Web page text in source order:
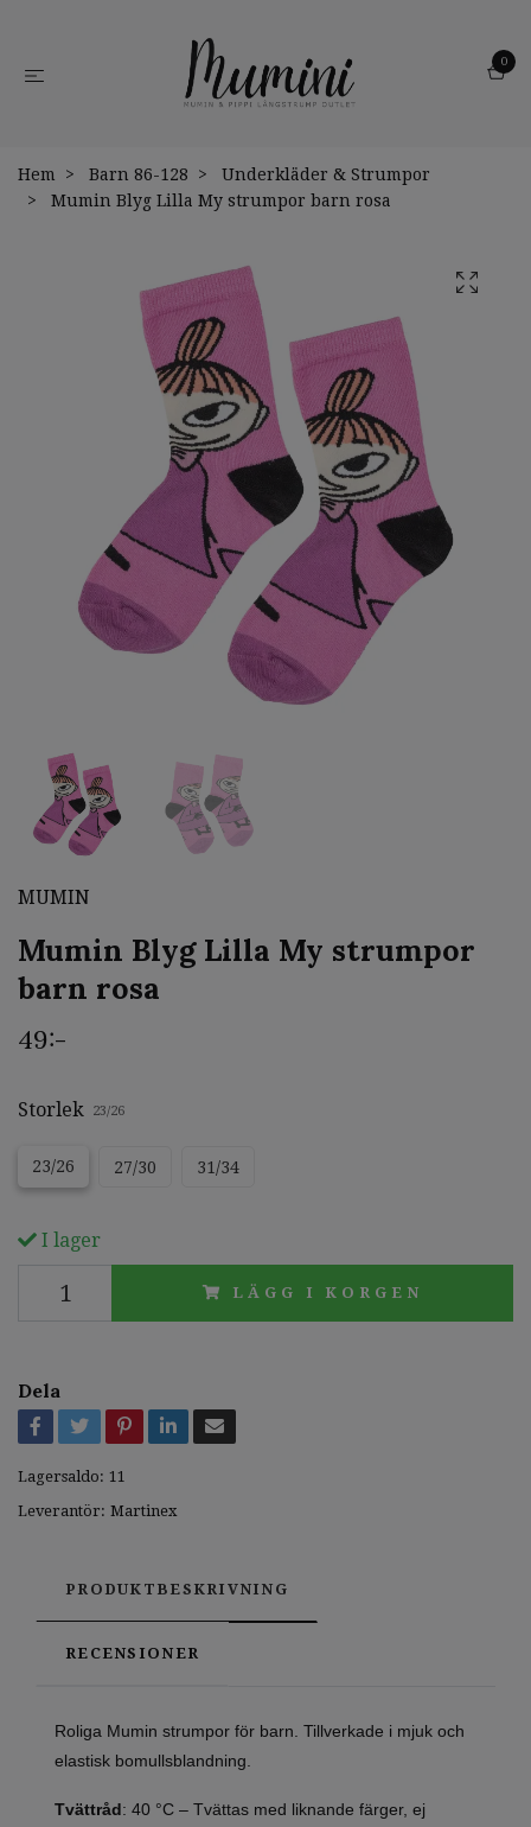
0
Hem Barn 86-128
Underkläder & Strumpor
Mumin Blyg Lilla My strumpor barn rosa
MUMIN
Mumin Blyg Lilla My strumpor
barn rosa
49:-
Storlek 23/26
23/26 27/30 31/34
I lager
LÄGG I KORGEN
Dela
Lagersaldo: 11
Leverantör: Martinex
PRODUKTBESKRIVNING
RECENSIONER
Roliga Mumin strumpor för barn. Tillverkade i mjuk och
elastisk bomullsblandning.
Tvättråd: 40 °C – Tvättas med liknande färger, ej